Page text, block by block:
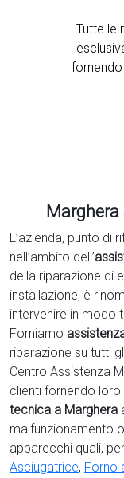
Tutte le
fornendo
L’azienda, punto di
nell’ambito dell’
della riparazione di
installazione, è
intervenire in modo
Forniamo
riparazione su tutti
Centro Assistenza
clienti fornendo loro
tecnica a Marghera
malfunzionamento
apparecchi quali,
Asciugatrice, Forno